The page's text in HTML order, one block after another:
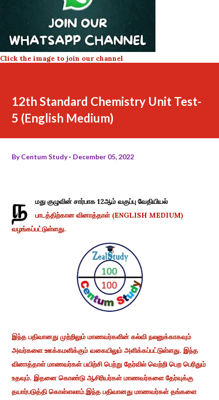
Click the image to join our channel
12th Standard Chemistry Unit Test-
5 (English Medium)
ByCentum Study December 05, 2022
ந
மது குழுவின் சார்பாக 12ஆம் வகுப்பு வேதியியல்
பாடத்திற்கான வினாத்தாள் (ENGLISH MEDIUM)
வழங்கப்பட்டுள்ளது.
இந்த பதிவானது முற்றிலும் மாணவர்களின் கல்வி நலனுக்காகவும்
அவர்களை ஊக்கமளிக்கும் வகையிலும் அளிக்கப்பட்டுள்ளது. இந்த
வினாத்தாள் மாணவர்கள் பயிற்சி பெற்று தேர்வில் வெற்றி பெற பெரிதும்
உதவும். இதனை கொண்டு ஆசிரியர்கள் மாணவர்களை தேர்வுக்கு
தயார்படுத்தி கொள்ளலாம்.இந்த பதிவானது மாணவர்கள் தங்களை